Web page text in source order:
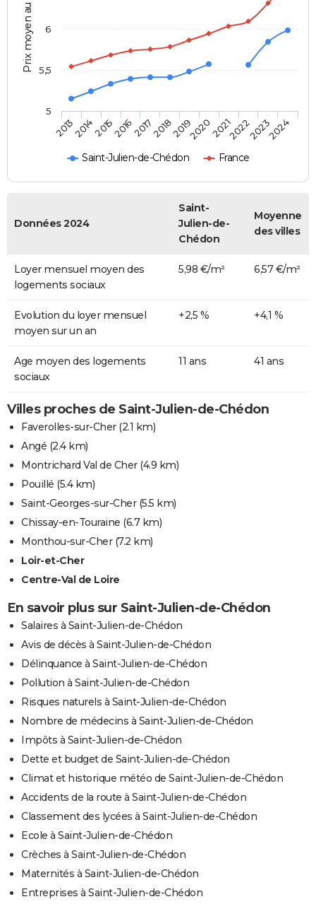
Prix moyen au m²
Saint-Julien-de-Chédon France
201320142015201620172018201920202021202220232024
5
5,5
6
Données 2024
Saint-
Julien-de-
Chédon
Moyenne
des villes
Loyer mensuel moyen des
logements sociaux
5,98 €/m² 6,57 €/m²
Evolution du loyer mensuel
moyen sur un an
+2,5 % +4,1 %
Age moyen des logements
sociaux
11 ans 41 ans
Villes proches de Saint-Julien-de-Chédon
Faverolles-sur-Cher(2.1 km)
Angé (2.4 km)
Montrichard Val de Cher(4.9 km)
Pouillé (5.4 km)
Saint-Georges-sur-Cher(5.5 km)
Chissay-en-Touraine (6.7 km)
Monthou-sur-Cher(7.2 km)
Loir-et-Cher
Centre-Val de Loire
En savoir plus sur Saint-Julien-de-Chédon
Salaires à Saint-Julien-de-Chédon
Avis de décès à Saint-Julien-de-Chédon
Délinquance à Saint-Julien-de-Chédon
Pollution à Saint-Julien-de-Chédon
Risques naturels à Saint-Julien-de-Chédon
Nombre de médecins à Saint-Julien-de-Chédon
Impôts à Saint-Julien-de-Chédon
Dette et budget de Saint-Julien-de-Chédon
Climat et historique météo de Saint-Julien-de-Chédon
Accidents de la route à Saint-Julien-de-Chédon
Classement des lycées à Saint-Julien-de-Chédon
Ecole à Saint-Julien-de-Chédon
Crèches à Saint-Julien-de-Chédon
Maternités à Saint-Julien-de-Chédon
Entreprises à Saint-Julien-de-Chédon